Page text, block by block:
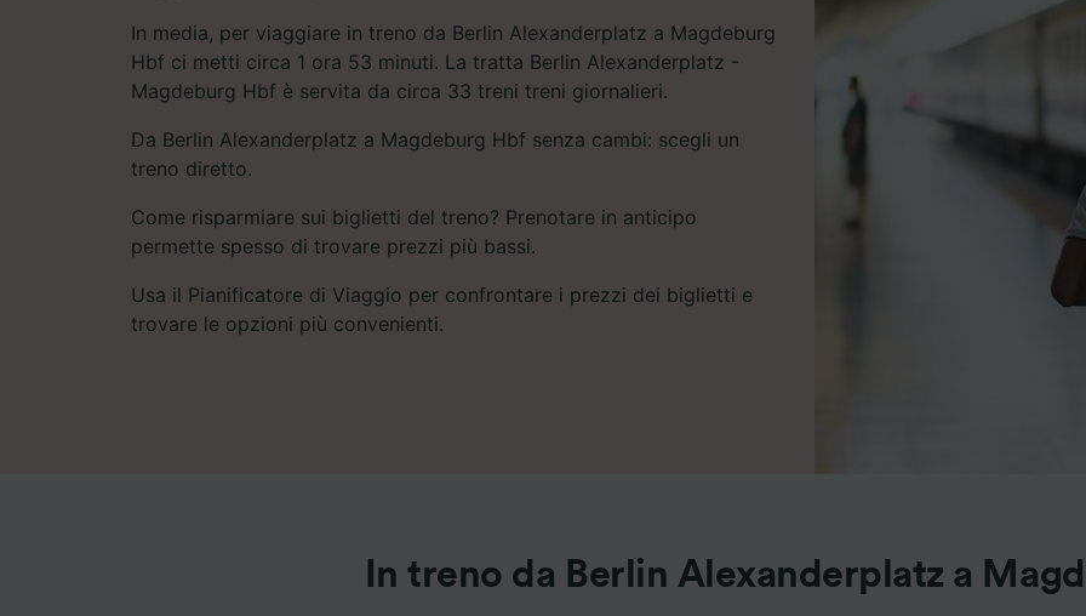
In media, per viaggiare in treno da Berlin Alexanderplatz a Magdeburg
Hbf ci metti circa 1 ora 53 minuti. La tratta Berlin Alexanderplatz -
Magdeburg Hbf è servita da circa 33 treni treni giornalieri.
Da Berlin Alexanderplatz a Magdeburg Hbf senza cambi: scegli un
treno diretto.
Come risparmiare sui biglietti del treno? Prenotare in anticipo
permette spesso di trovare prezzi più bassi.
Usa il Pianificatore di Viaggio per confrontare i prezzi dei biglietti e
trovare le opzioni più convenienti.
In treno da Berlin Alexanderplatz a